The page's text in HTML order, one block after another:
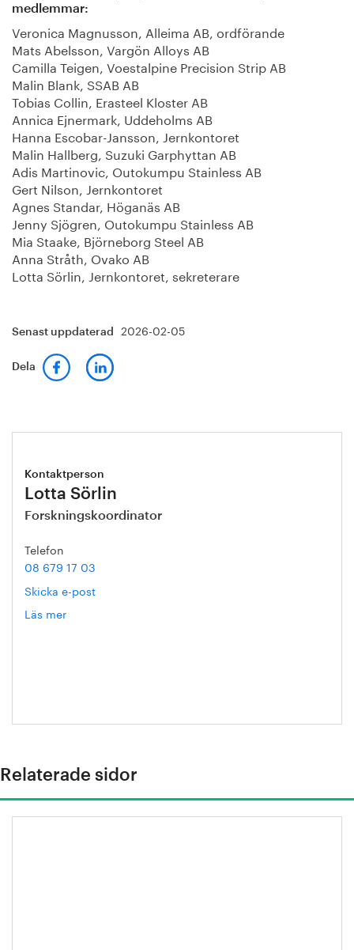
medlemmar:
Veronica Magnusson, Alleima AB, ordförande
Mats Abelsson, Vargön Alloys AB
Camilla Teigen, Voestalpine Precision Strip AB
Malin Blank, SSAB AB
Tobias Collin, Erasteel Kloster AB
Annica Ejnermark, Uddeholms AB
Hanna Escobar-Jansson, Jernkontoret
Malin Hallberg, Suzuki Garphyttan AB
Adis Martinovic, Outokumpu Stainless AB
Gert Nilson, Jernkontoret
Agnes Standar, Höganäs AB
Jenny Sjögren, Outokumpu Stainless AB
Mia Staake, Björneborg Steel AB
Anna Stråth, Ovako AB
Lotta Sörlin, Jernkontoret, sekreterare
Senast uppdaterad 2026-02-05
Dela
Kontaktperson
Lotta Sörlin
Forskningskoordinator
Telefon
08 679 17 03
Skicka e-post
Läs mer
Relaterade sidor